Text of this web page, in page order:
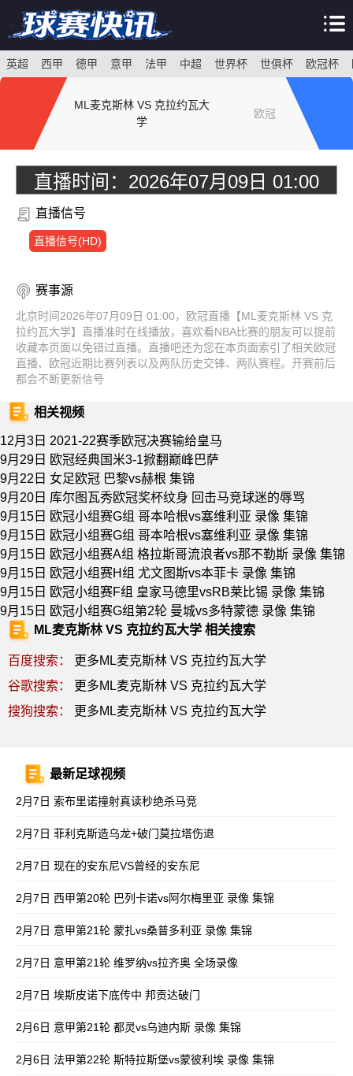
英超 西甲 德甲 意甲 法甲 中超 世界杯 世俱杯 欧冠杯
ML麦克斯林 VS 克拉约瓦大
学
欧冠
直播时间： 2026年07月09日 01:00
直播信号
直播信号(HD)
赛事源
北京时间2026年07月09日 01:00，欧冠直播【ML麦克斯林 VS 克
拉约瓦大学】直播准时在线播放，喜欢看NBA比赛的朋友可以提前
收藏本页面以免错过直播。直播吧还为您在本页面索引了相关欧冠
直播、欧冠近期比赛列表以及两队历史交锋、两队赛程。开赛前后
都会不断更新信号
相关视频
12月3日 2021-22赛季欧冠决赛输给皇马
9月29日 欧冠经典国米3-1掀翻巅峰巴萨
9月22日 女足欧冠 巴黎vs赫根 集锦
9月20日 库尔图瓦秀欧冠奖杯纹身 回击马竞球迷的辱骂
9月15日 欧冠小组赛G组 哥本哈根vs塞维利亚 录像 集锦
9月15日 欧冠小组赛G组 哥本哈根vs塞维利亚 录像 集锦
9月15日 欧冠小组赛A组 格拉斯哥流浪者vs那不勒斯 录像 集锦
9月15日 欧冠小组赛H组 尤文图斯vs本菲卡 录像 集锦
9月15日 欧冠小组赛F组 皇家马德里vsRB莱比锡 录像 集锦
9月15日 欧冠小组赛G组第2轮 曼城vs多特蒙德 录像 集锦
ML麦克斯林 VS 克拉约瓦大学 相关搜索
百度搜索：
更多ML麦克斯林 VS 克拉约瓦大学
谷歌搜索：
更多ML麦克斯林 VS 克拉约瓦大学
搜狗搜索：
更多ML麦克斯林 VS 克拉约瓦大学
最新足球视频
2月7日 索布里诺撞射真读秒绝杀马竞
2月7日 菲利克斯造乌龙+破门莫拉塔伤退
2月7日 现在的安东尼VS曾经的安东尼
2月7日 西甲第20轮 巴列卡诺vs阿尔梅里亚 录像 集锦
2月7日 意甲第21轮 蒙扎vs桑普多利亚 录像 集锦
2月7日 意甲第21轮 维罗纳vs拉齐奥 全场录像
2月7日 埃斯皮诺下底传中 邦贡达破门
2月6日 意甲第21轮 都灵vs乌迪内斯 录像 集锦
2月6日 法甲第22轮 斯特拉斯堡vs蒙彼利埃 录像 集锦